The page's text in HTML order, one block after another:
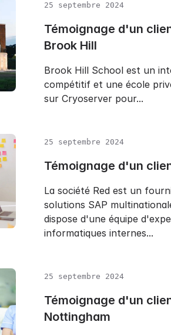
25 septembre 2024
Témoignage d'un
Brook Hill
Brook Hill School est un
compétitif et une école
sur Cryoserver pour...
25 septembre 2024
Témoignage d'un
La société Red est un
solutions SAP
dispose d'une équipe
informatiques internes...
25 septembre 2024
Témoignage d'un
Nottingham